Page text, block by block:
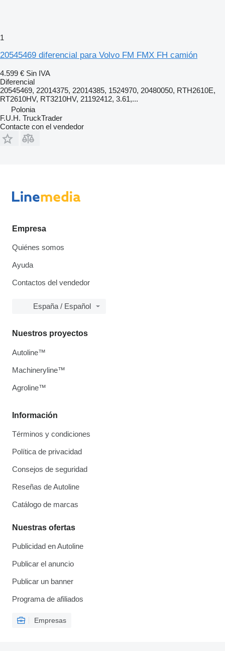
1
20545469 diferencial para Volvo FM FMX FH camión
4.599 € Sin IVA
Diferencial
20545469, 22014375, 22014385, 1524970, 20480050, RTH2610E,
RT2610HV, RT3210HV, 21192412, 3.61,...
Polonia
F.U.H. TruckTrader
Contacte con el vendedor
Empresa
Quiénes somos
Ayuda
Contactos del vendedor
España / Español
Información
Términos y condiciones
Política de privacidad
Consejos de seguridad
Reseñas de Autoline
Catálogo de marcas
Nuestras ofertas
Publicidad en Autoline
Publicar el anuncio
Publicar un banner
Programa de afiliados
Empresas
Nuestros proyectos
Autoline™
Machineryline™
Agroline™